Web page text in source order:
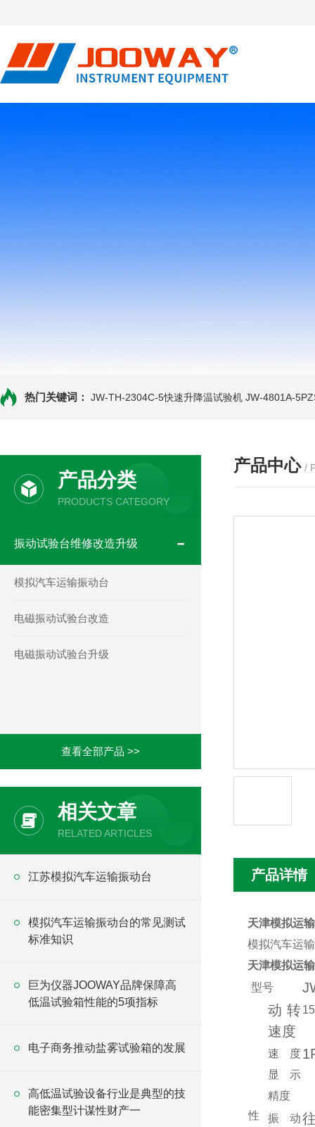
热门关键词： JW-TH-2304C-5快速升降温试验机 JW-4801A-
产品分类
PRODUCTS CATEGORY
振动试验台维修改造升级
模拟汽车运输振动台
电磁振动试验台改造
电磁振动试验台升级
查看全部产品 >>
相关文章
RELATED ARTICLES
江苏模拟汽车运输振动台
模拟汽车运输振动台的常见测试
标准知识
巨为仪器JOOWAY品牌保障高
低温试验箱性能的5项指标
电子商务推动盐雾试验箱的发展
高低温试验设备行业是典型的技
能密集型计谋性财产一
产品中心 /
产品详情
天津模拟运
模拟汽车运
天津模拟运
型号
性
动转
速度
速度
显示
精度
振动